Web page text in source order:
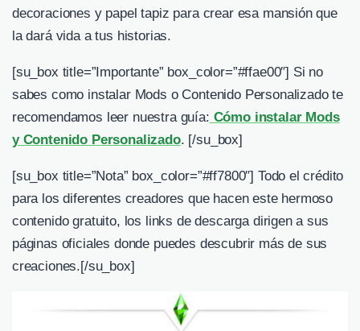
decoraciones y papel tapiz para crear esa mansión que
la dará vida a tus historias.
[su_box title=”Importante” box_color=”#ffae00″] Si no
sabes como instalar Mods o Contenido Personalizado te
recomendamos leer nuestra guía: Cómo instalar Mods
y Contenido Personalizado. [/su_box]
[su_box title=”Nota” box_color=”#ff7800″] Todo el crédito
para los diferentes creadores que hacen este hermoso
contenido gratuito, los links de descarga dirigen a sus
páginas oficiales donde puedes descubrir más de sus
creaciones.[/su_box]